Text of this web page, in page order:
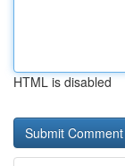
HTML is disabled